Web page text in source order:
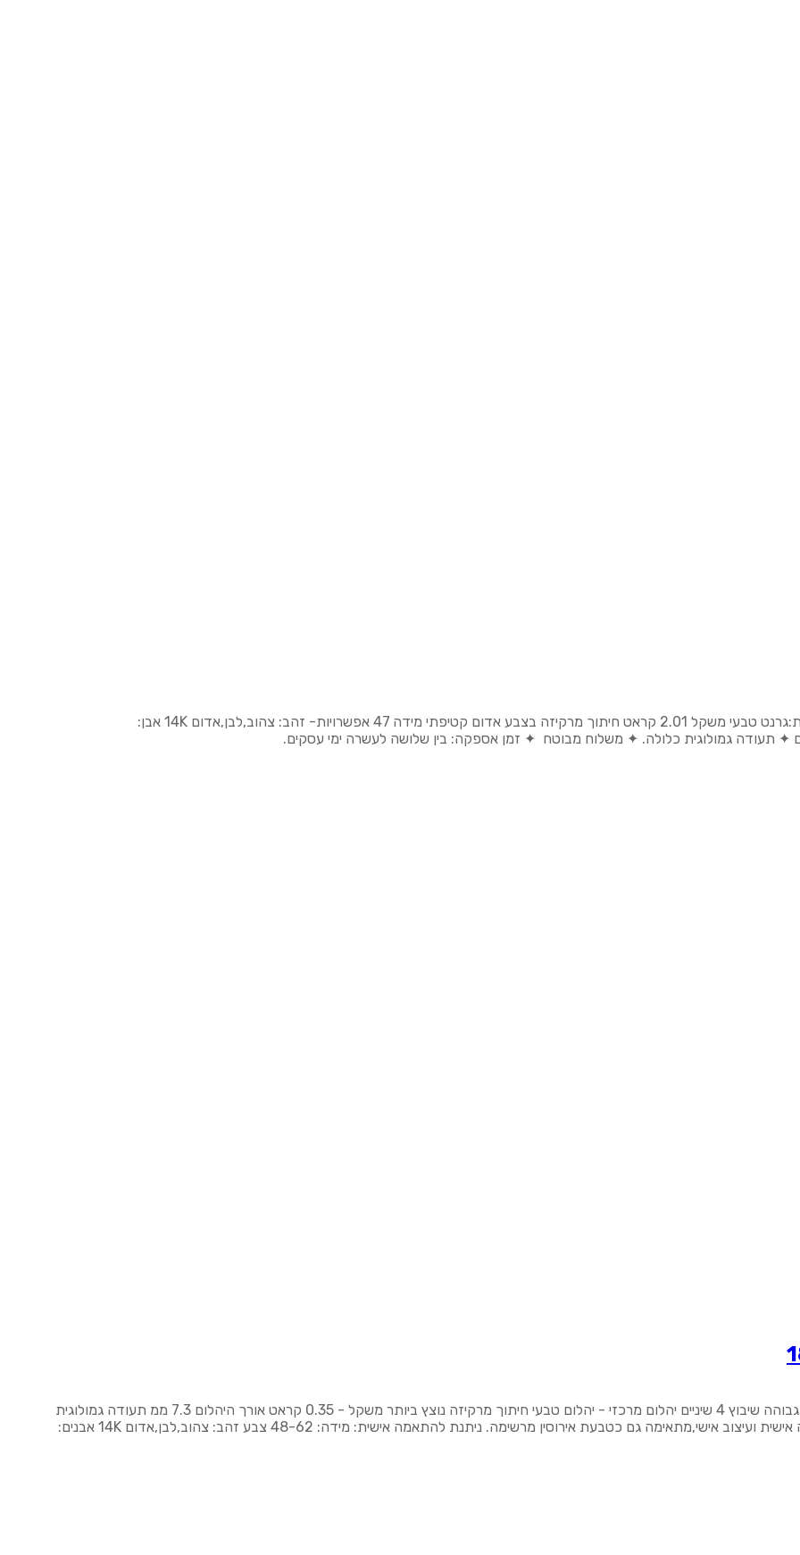
טבעת סוליטר זהב 14k טבעת מדהימה ועדינה אבן מרכזית:גרנט טבעי משקל 2.01 קראט חיתוך מרקיזה בצבע אדום קטיפתי מידה 47 אפשרויות- זהב: צהוב,לבן,אדום 14K אבן:
✦ תעודה גמולוגית כלולה. ✦ משלוח מבוטח ✦ זמן אספקה: בין שלושה לעשרה ימי עסקים.
טבעת זהב סוליטר מלכותית משובצת יהלום טבעי באיכות גבוהה שיבוץ 4 שיניים יהלום מרכזי - יהלום טבעי חיתוך מרקיזה נוצץ ביותר משקל - 0.35 קראט אורך היהלום 7.3 ממ תעודה גמולוגית
בינלאומית מידת טבעת- 52 ( ניתן לשינוי ) ניתנת להתאמה אישית ועיצוב אישי,מתאימה גם כטבעת אירוסין מרשימה. ניתנת להתאמה אישית: מידה: 48-62 צבע זהב: צהוב,לבן,אדום 14K אבנים: